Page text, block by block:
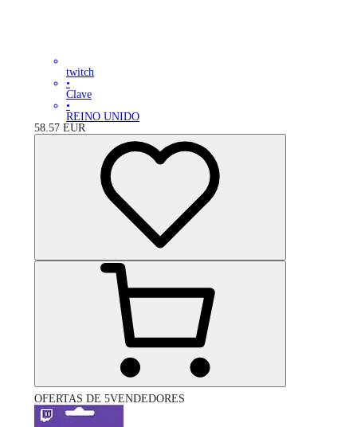
twitch
•
Clave
•
REINO UNIDO
58.57 EUR
OFERTAS DE 5VENDEDORES